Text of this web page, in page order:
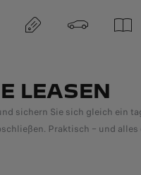
LEASEN
sichern Sie sich gleich ein
Praktisch – und